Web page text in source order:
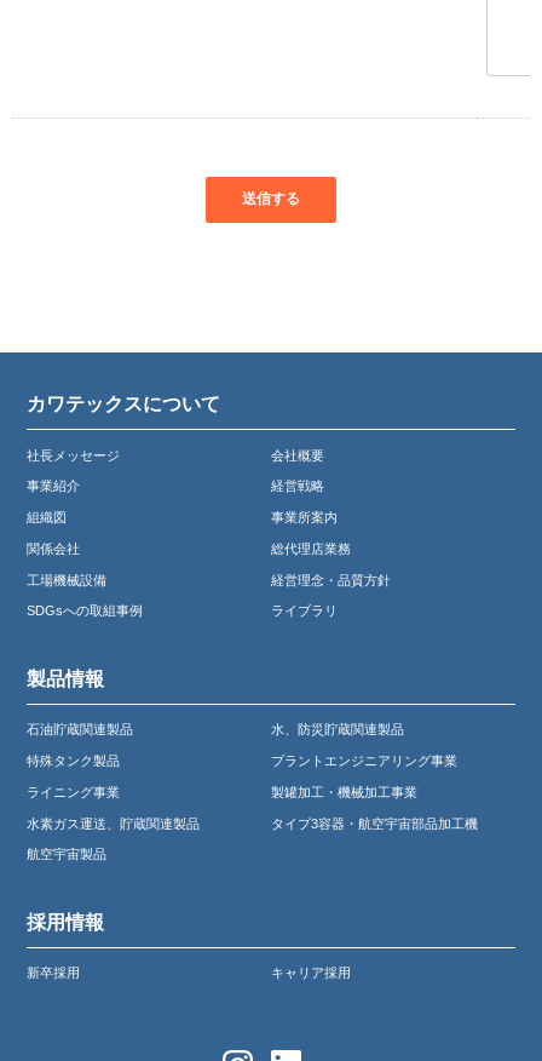
カワテックスについて
社長メッセージ 会社概要
事業紹介 経営戦略
組織図 事業所案内
関係会社 総代理店業務
工場機械設備 経営理念・品質方針
SDGsへの取組事例 ライブラリ
製品情報
石油貯蔵関連製品 水、防災貯蔵関連製品
特殊タンク製品 プラントエンジニアリング事業
ライニング事業 製罐加工・機械加工事業
水素ガス運送、貯蔵関連製品 タイプ3容器・航空宇宙部品加工機
航空宇宙製品
採用情報
新卒採用 キャリア採用